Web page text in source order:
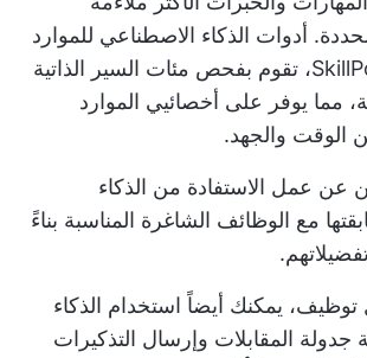
أدوات الذكاء الاصطناعي للموارد
مثل SkillPool، تقوم بفحص مئات السير الذاتية
مما يوفر على أخصائيي الموارد
الوقت والجهد.
عن عمل الاستفادة من الذكاء
مع الوظائف الشاغرة المناسبة بناءً
يمكنك أيضاً استخدام الذكاء
جدولة المقابلات وإرسال التذكيرات